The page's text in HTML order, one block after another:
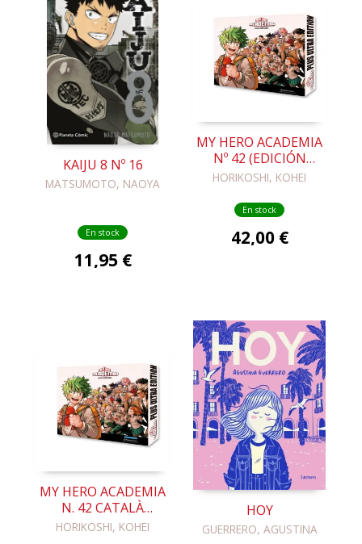
KAIJU 8 Nº 16
MATSUMOTO, NAOYA
En stock
11,95 €
MY HERO ACADEMIA
Nº 42 (EDICIÓN
ESPECIAL COFRE)
HORIKOSHI, KOHEI
En stock
42,00 €
MY HERO ACADEMIA
N. 42 CATALÀ
(EDICIÓ ESPECIAL
HORIKOSHI, KOHEI
HOY
GUERRERO, AGUSTINA